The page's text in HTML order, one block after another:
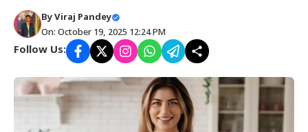
ByViraj Pandey
On: October 19, 2025 12:24 PM
Follow Us: